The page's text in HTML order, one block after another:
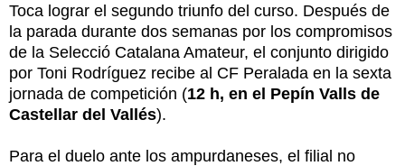
Toca lograr el segundo triunfo del curso. Después de
la parada durante dos semanas por los compromisos
de la Selecció Catalana Amateur, el conjunto dirigido
por Toni Rodríguez recibe al CF Peralada en la sexta
jornada de competición (12 h, en el Pepín Valls de
Castellar del Vallés).
Para el duelo ante los ampurdaneses, el filial no